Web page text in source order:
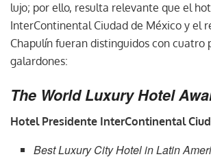
lujo; por ello, resulta relevante que el
InterContinental Ciudad de México y el
Chapulín fueran distinguidos con cuatro
galardones:
The World Luxury Hotel
Hotel Presidente InterContinental
Best Luxury City Hotel in Latin